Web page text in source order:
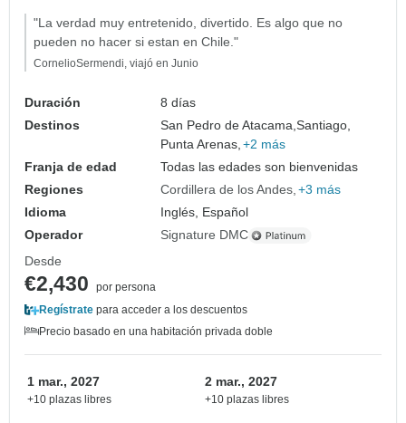
"La verdad muy entretenido, divertido. Es algo que no
pueden no hacer si estan en Chile."
CornelioSermendi, viajó en Junio
Duración
8 días
Destinos
San Pedro de Atacama,Santiago,
Punta Arenas, +2 más
Franja de edad
Todas las edades son bienvenidas
Regiones
Cordillera de los Andes +3 más
Idioma
Inglés, Español
Operador
Signature DMC
Desde
€2,430
por persona
Regístrate para acceder a los descuentos
Precio basado en una habitación privada doble
1 mar., 2027
+10 plazas libres
2 mar., 2027
+10 plazas libres